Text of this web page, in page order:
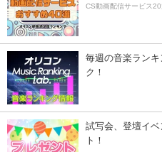
CS動画配信サービス20
毎週の音楽ラン
ク！
試写会、登壇イ
ト！